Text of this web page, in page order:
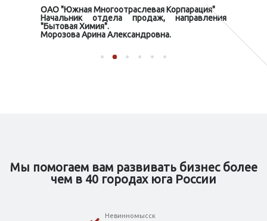
ОАО "Южная Многоотраслевая Корпарация"
Начальник отдела продаж, направления
"Бытовая Химия".
Морозова Арина Александровна.
Мы помогаем вам развивать бизнес более
чем в 40 городах юга России
Невинномысск